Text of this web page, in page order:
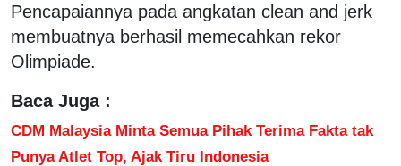
Pencapaiannya pada angkatan clean and jerk
membuatnya berhasil memecahkan rekor
Olimpiade.
Baca Juga :
CDM Malaysia Minta Semua Pihak Terima Fakta tak
Punya Atlet Top, Ajak Tiru Indonesia